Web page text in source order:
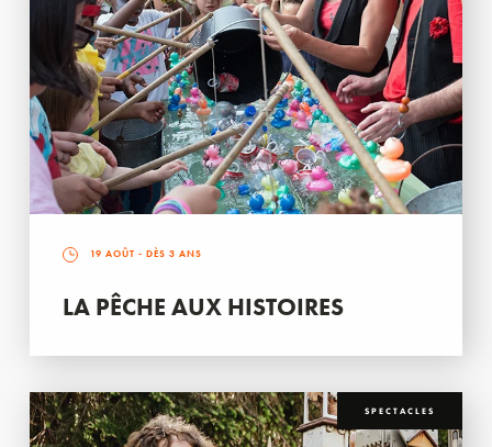
19 AOÛT - DÈS 3 ANS
LA PÊCHE AUX HISTOIRES
SPECTACLES